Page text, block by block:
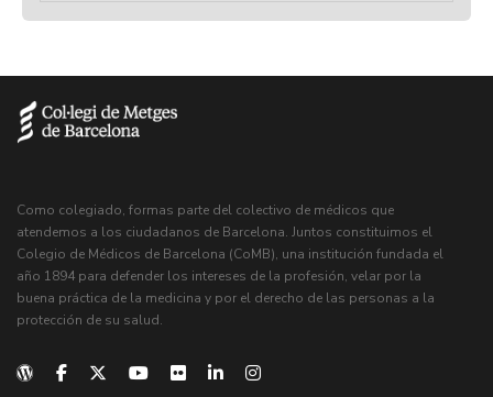
Como colegiado, formas parte del colectivo de médicos que
atendemos a los ciudadanos de Barcelona. Juntos constituimos el
Colegio de Médicos de Barcelona (CoMB), una institución fundada el
año 1894 para defender los intereses de la profesión, velar por la
buena práctica de la medicina y por el derecho de las personas a la
protección de su salud.